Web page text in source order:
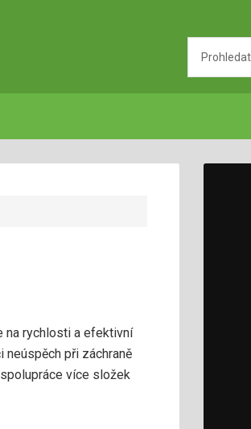
na rychlosti a efektivní
při záchraně
více složek